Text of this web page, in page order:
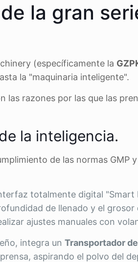
la gran
(específicamente la
la "maquinaria inteligente".
las razones por las que las
la inteligencia.
de las normas GMP
totalmente digital "Smart
de llenado y el grosor
ajustes manuales con
integra un Transportador
aspirando el polvo del